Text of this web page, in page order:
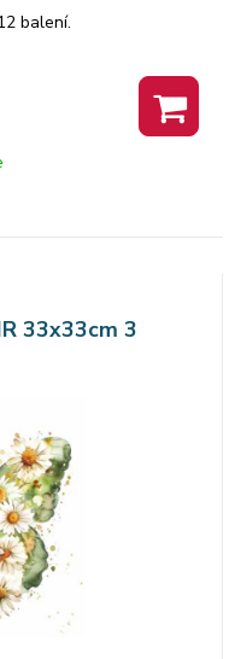
balení.
33x33cm 3